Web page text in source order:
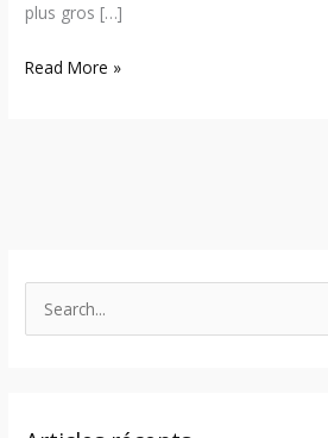
plus gros […]
Read More »